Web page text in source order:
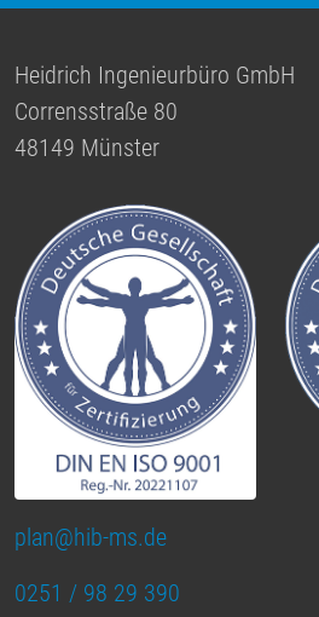
Heidrich Ingenieurbüro GmbH
Corrensstraße 80
48149 Münster
plan@hib-ms.de
0251 / 98 29 390